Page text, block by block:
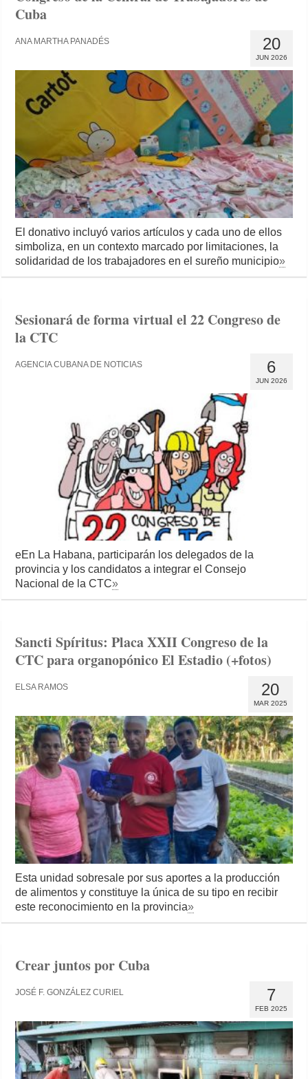
Cuba
20
JUN 2026
ANA MARTHA PANADÉS
El donativo incluyó varios artículos y cada uno de ellos
simboliza, en un contexto marcado por limitaciones, la
solidaridad de los trabajadores en el sureño municipio»
Sesionará de forma virtual el 22 Congreso de
la CTC
6
JUN 2026
AGENCIA CUBANA DE NOTICIAS
eEn La Habana, participarán los delegados de la
provincia y los candidatos a integrar el Consejo
Nacional de la CTC»
Sancti Spíritus: Placa XXII Congreso de la
CTC para organopónico El Estadio (+fotos)
20
MAR 2025
ELSA RAMOS
Esta unidad sobresale por sus aportes a la producción
de alimentos y constituye la única de su tipo en recibir
este reconocimiento en la provincia»
Crear juntos por Cuba
7
FEB 2025
JOSÉ F. GONZÁLEZ CURIEL